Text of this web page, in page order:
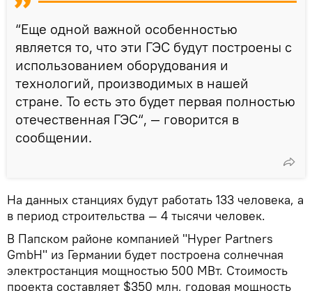
“Еще одной важной особенностью
является то, что эти ГЭС будут построены с
использованием оборудования и
технологий, производимых в нашей
стране. То есть это будет первая полностью
отечественная ГЭС“, — говорится в
сообщении.
На данных станциях будут работать 133 человека, а
в период строительства — 4 тысячи человек.
В Папском районе компанией "Hyper Partners
GmbH" из Германии будет построена солнечная
электростанция мощностью 500 МВт. Стоимость
проекта составляет $350 млн, годовая мощность